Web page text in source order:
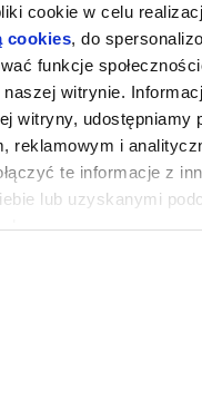
cookie w celu
cookies , do
funkcje
witrynie.
witryny, udostępniamy
reklamowym i
te informacje z
lub uzyskanymi
pół zając odkrywa, że
kurozająców